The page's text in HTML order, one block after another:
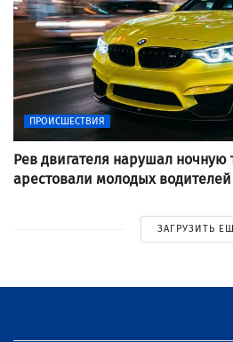
ПРОИСШЕСТВИЯ
Рев двигателя нарушал ночную
арестовали молодых
ЗАГРУЗИТЬ